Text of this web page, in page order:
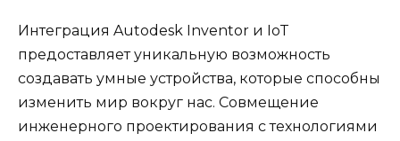
Интеграция Autodesk Inventor и IoT
предоставляет уникальную возможность
создавать умные устройства, которые способны
изменить мир вокруг нас. Совмещение
инженерного проектирования с технологиями